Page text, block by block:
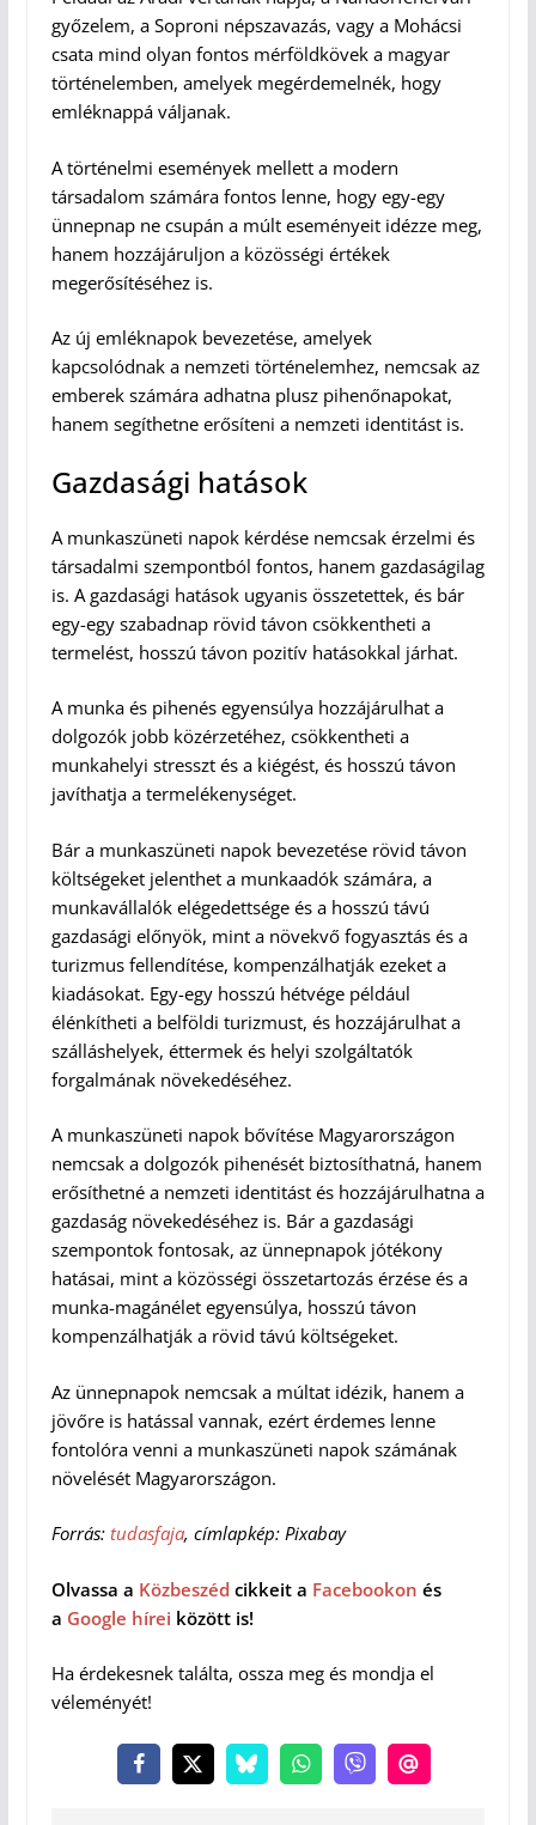
győzelem, a Soproni népszavazás, vagy a Mohácsi
csata mind olyan fontos mérföldkövek a magyar
történelemben, amelyek megérdemelnék, hogy
emléknappá váljanak.
A történelmi események mellett a modern
társadalom számára fontos lenne, hogy egy-egy
ünnepnap ne csupán a múlt eseményeit idézze meg,
hanem hozzájáruljon a közösségi értékek
megerősítéséhez is.
Az új emléknapok bevezetése, amelyek
kapcsolódnak a nemzeti történelemhez, nemcsak az
emberek számára adhatna plusz pihenőnapokat,
hanem segíthetne erősíteni a nemzeti identitást is.
Gazdasági hatások
A munkaszüneti napok kérdése nemcsak érzelmi és
társadalmi szempontból fontos, hanem gazdaságilag
is. A gazdasági hatások ugyanis összetettek, és bár
egy-egy szabadnap rövid távon csökkentheti a
termelést, hosszú távon pozitív hatásokkal járhat.
A munka és pihenés egyensúlya hozzájárulhat a
dolgozók jobb közérzetéhez, csökkentheti a
munkahelyi stresszt és a kiégést, és hosszú távon
javíthatja a termelékenységet.
Bár a munkaszüneti napok bevezetése rövid távon
költségeket jelenthet a munkaadók számára, a
munkavállalók elégedettsége és a hosszú távú
gazdasági előnyök, mint a növekvő fogyasztás és a
turizmus fellendítése, kompenzálhatják ezeket a
kiadásokat. Egy-egy hosszú hétvége például
élénkítheti a belföldi turizmust, és hozzájárulhat a
szálláshelyek, éttermek és helyi szolgáltatók
forgalmának növekedéséhez.
A munkaszüneti napok bővítése Magyarországon
nemcsak a dolgozók pihenését biztosíthatná, hanem
erősíthetné a nemzeti identitást és hozzájárulhatna a
gazdaság növekedéséhez is. Bár a gazdasági
szempontok fontosak, az ünnepnapok jótékony
hatásai, mint a közösségi összetartozás érzése és a
munka-magánélet egyensúlya, hosszú távon
kompenzálhatják a rövid távú költségeket.
Az ünnepnapok nemcsak a múltat idézik, hanem a
jövőre is hatással vannak, ezért érdemes lenne
fontolóra venni a munkaszüneti napok számának
növelését Magyarországon.
Forrás: tudasfaja, címlapkép: Pixabay
Olvassa a Közbeszéd cikkeit a Facebookon és
a Google hírei között is!
Ha érdekesnek találta, ossza meg és mondja el
véleményét!